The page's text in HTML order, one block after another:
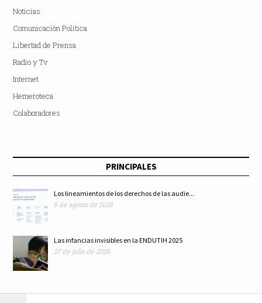
Noticias
Comunicación Política
Libertad de Prensa
Radio y Tv
Internet
Hemeroteca
Colaboradores
PRINCIPALES
Los lineamientos de los derechos de las audie...
5 de agosto de 2026
Las infancias invisibles en la ENDUTIH 2025
27 de julio de 2026